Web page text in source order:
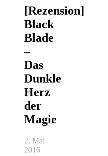
[Rezension]
Black
Blade
–
Das
Dunkle
Herz
der
Magie
2. Mai
2016